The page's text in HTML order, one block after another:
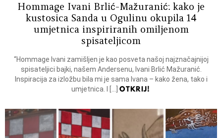
Hommage Ivani Brlić-Mažuranić: kako je
kustosica Sanda u Ogulinu okupila 14
umjetnica inspiriranih omiljenom
spisateljicom
“Hommage Ivani zamišljen je kao posveta našoj najznačajnijoj
spisateljici bajki, našem Andersenu, Ivani Brlić Mažuranić.
Inspiracija za izložbu bila mi je sama Ivana – kako žena, tako i
umjetnica. I […]OTKRIJ!